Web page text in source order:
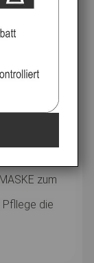
Aber
Linie. No
dass
Mit
die Farbe
zum
Pfllege die